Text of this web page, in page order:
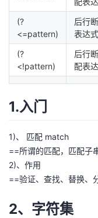
(?
<=pattern)
后行
表达
(?
<!pattern)
后行
配表
1.入门
1)、 匹配 match
==所谓的匹配，匹配子
2)、作用
==验证、查找、替换、
2、字符集